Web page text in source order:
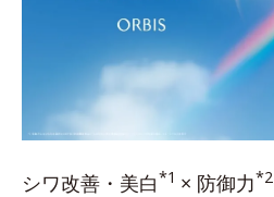
シワ改善・美白*1 × 防御力*2